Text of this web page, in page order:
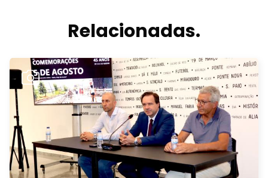
Relacionadas.